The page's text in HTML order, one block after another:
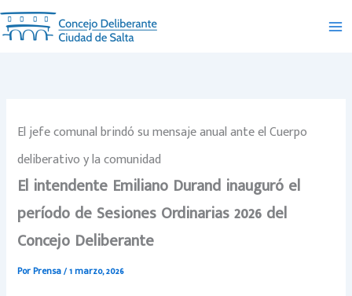
Ir
al
contenido
El jefe comunal brindó su mensaje anual ante el Cuerpo
deliberativo y la comunidad
El intendente Emiliano Durand inauguró el
período de Sesiones Ordinarias 2026 del
Concejo Deliberante
PorPrensa/1 marzo, 2026